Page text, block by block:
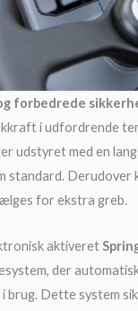
forbedrede
i udfordrende
udstyret med en
standard. Derudover
for ekstra greb.
aktiveret
der
brug. Dette system